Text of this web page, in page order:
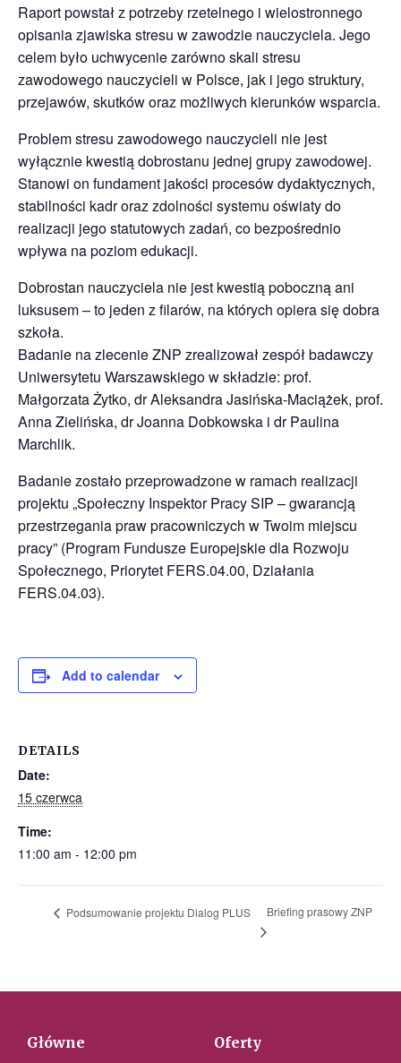
Raport powstał z potrzeby rzetelnego i wielostronnego
opisania zjawiska stresu w zawodzie nauczyciela. Jego
celem było uchwycenie zarówno skali stresu
zawodowego nauczycieli w Polsce, jak i jego struktury,
przejawów, skutków oraz możliwych kierunków wsparcia.
Problem stresu zawodowego nauczycieli nie jest
wyłącznie kwestią dobrostanu jednej grupy zawodowej.
Stanowi on fundament jakości procesów dydaktycznych,
stabilności kadr oraz zdolności systemu oświaty do
realizacji jego statutowych zadań, co bezpośrednio
wpływa na poziom edukacji.
Dobrostan nauczyciela nie jest kwestią poboczną ani
luksusem – to jeden z filarów, na których opiera się dobra
szkoła.
Badanie na zlecenie ZNP zrealizował zespół badawczy
Uniwersytetu Warszawskiego w składzie: prof.
Małgorzata Żytko, dr Aleksandra Jasińska-Maciążek, prof.
Anna Zielińska, dr Joanna Dobkowska i dr Paulina
Marchlik.
Badanie zostało przeprowadzone w ramach realizacji
projektu „Społeczny Inspektor Pracy SIP – gwarancją
przestrzegania praw pracowniczych w Twoim miejscu
pracy” (Program Fundusze Europejskie dla Rozwoju
Społecznego, Priorytet FERS.04.00, Działania
FERS.04.03).
Add to calendar
DETAILS
Date:
15 czerwca
Time:
11:00 am - 12:00 pm
Podsumowanie projektu Dialog PLUS Briefing prasowy ZNP
Główne Oferty